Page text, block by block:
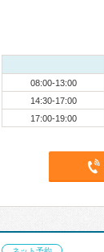
08:00-13:00
14:30-17:00
17:00-19:00